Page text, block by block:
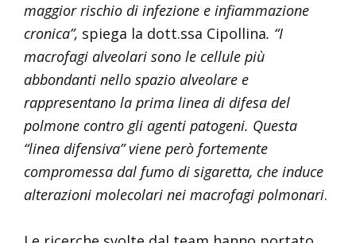
maggior rischio di infezione e infiammazione
cronica”, spiega la dott.ssa Cipollina. “I
macrofagi alveolari sono le cellule più
abbondanti nello spazio alveolare e
rappresentano la prima linea di difesa del
polmone contro gli agenti patogeni. Questa
“linea difensiva” viene però fortemente
compromessa dal fumo di sigaretta, che induce
alterazioni molecolari nei macrofagi polmonari.